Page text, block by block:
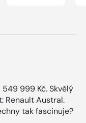
549 999 Kč. Skvělý
Renault Austral.
tak fascinuje?